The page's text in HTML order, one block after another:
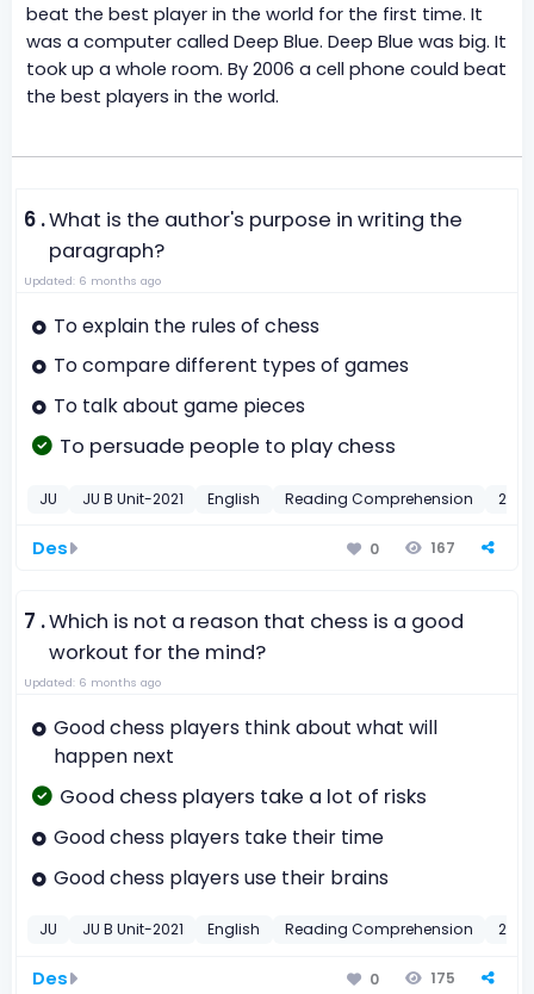
beat the best player in the world for the first time. It
was a computer called Deep Blue. Deep Blue was big. It
took up a whole room. By 2006 a cell phone could beat
the best players in the world.
6 .What is the author's purpose in writing the
paragraph?
Updated: 6 months ago
To explain the rules of chess
To compare different types of games
To talk about game pieces
To persuade people to play chess
JU JU B Unit-2021 English Reading Comprehension 2021
Des 0 167
7 .Which is not a reason that chess is a good
workout for the mind?
Updated: 6 months ago
Good chess players think about what will
happen next
Good chess players take a lot of risks
Good chess players take their time
Good chess players use their brains
JU JU B Unit-2021 English Reading Comprehension 2021
Des 0 175